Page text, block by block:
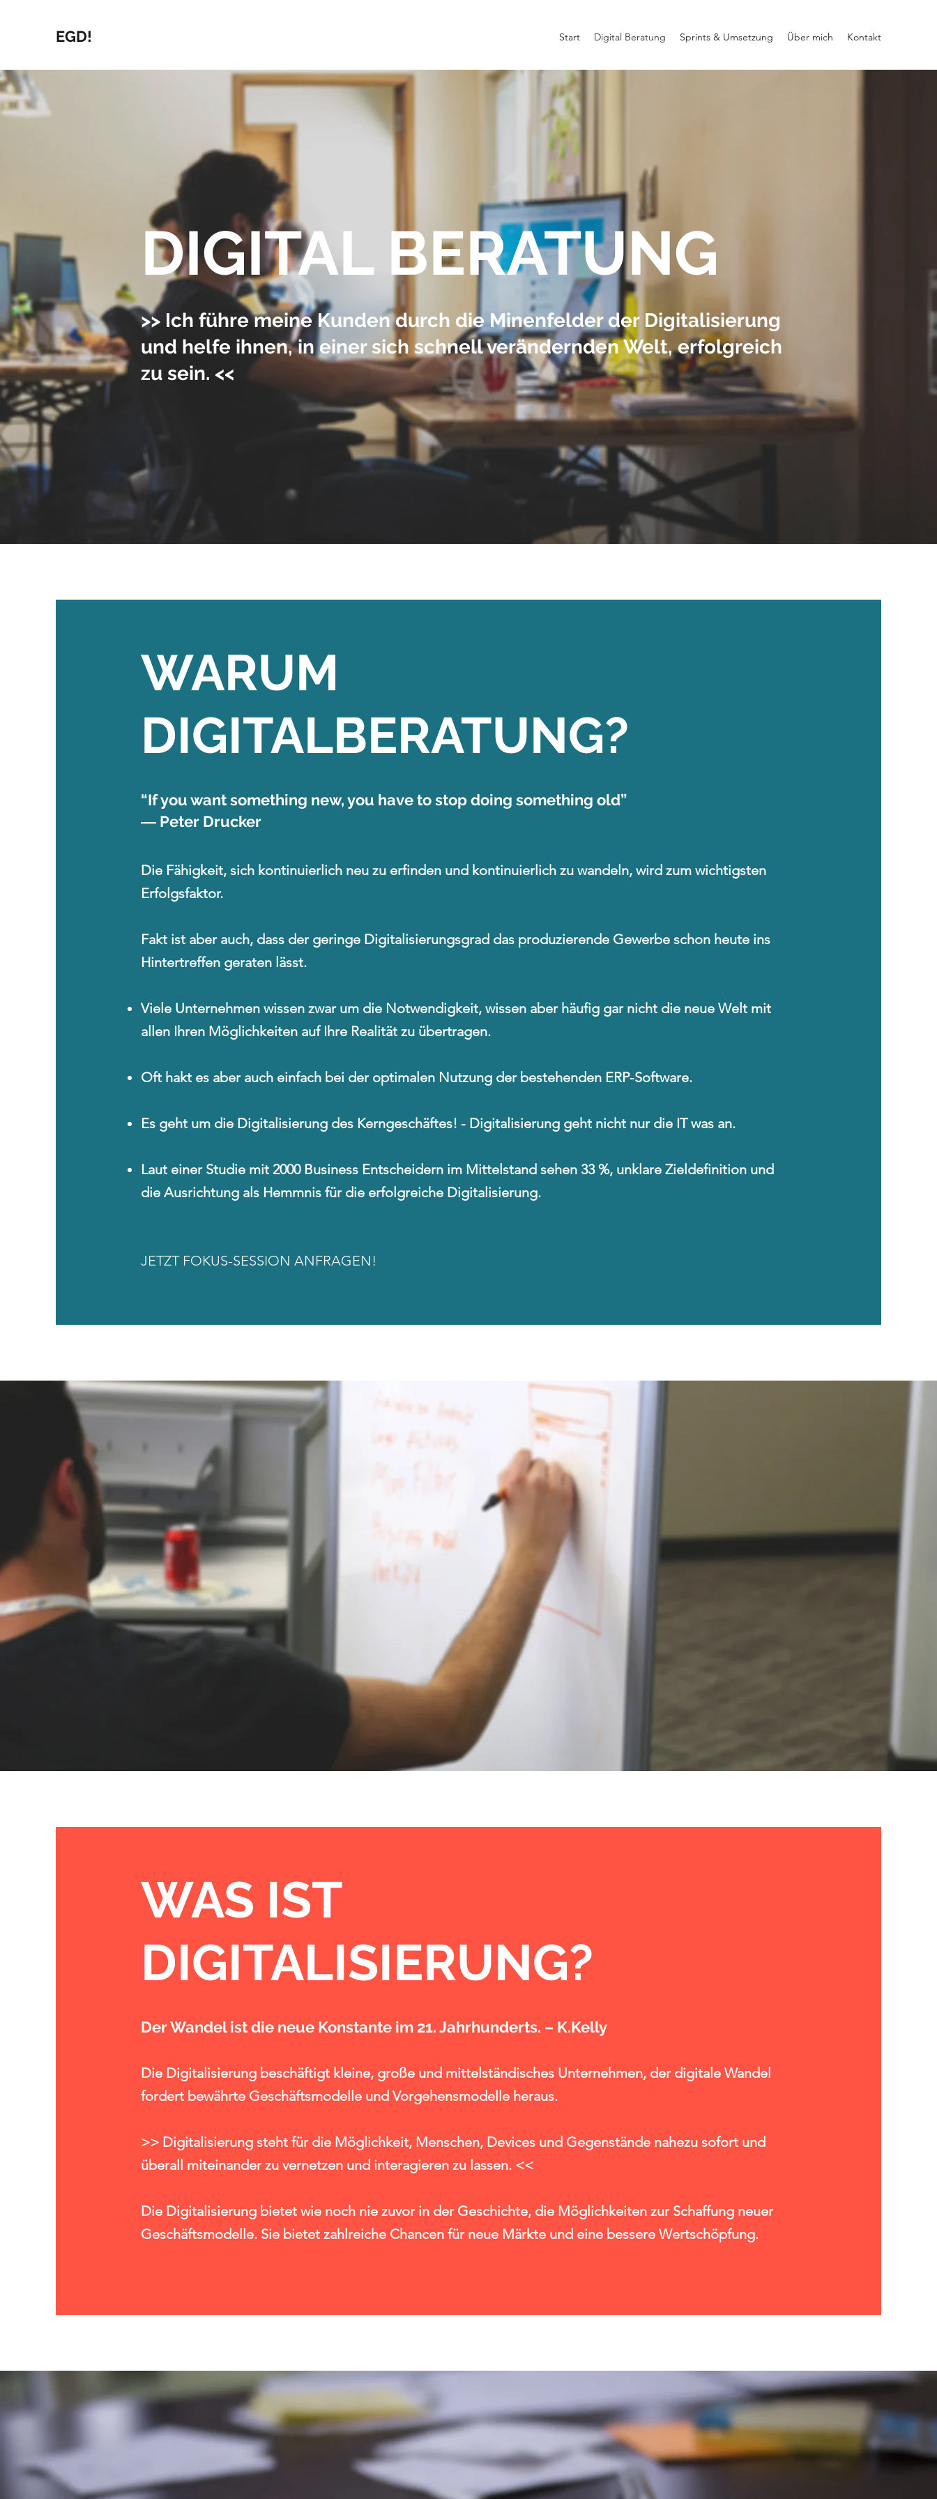
EGD! Start Digital Beratung Sprints & Umsetzung Über mich Kontakt
DIGITAL BERATUNG
>> Ich führe meine Kunden durch die Minenfelder der Digitalisierung
und helfe ihnen, in einer sich schnell verändernden Welt, erfolgreich
zu sein. <<
WARUM
DIGITALBERATUNG?
“If you want something new, you have to stop doing something old”
― Peter Drucker
Die Fähigkeit, sich kontinuierlich neu zu erfinden und kontinuierlich zu wandeln, wird zum wichtigsten
Erfolgsfaktor.
Fakt ist aber auch, dass der geringe Digitalisierungsgrad das produzierende Gewerbe schon heute ins
Hintertreffen geraten lässt.
Viele Unternehmen wissen zwar um die Notwendigkeit, wissen aber häufig gar nicht die neue Welt mit
allen Ihren Möglichkeiten auf Ihre Realität zu übertragen.
Oft hakt es aber auch einfach bei der optimalen Nutzung der bestehenden ERP-Software.
Es geht um die Digitalisierung des Kerngeschäftes! - Digitalisierung geht nicht nur die IT was an.
Laut einer Studie mit 2000 Business Entscheidern im Mittelstand sehen 33 %, unklare Zieldefinition und
die Ausrichtung als Hemmnis fürdie erfolgreiche Digitalisierung.
JETZT FOKUS-SESSION ANFRAGEN!
WAS IST
DIGITALISIERUNG?
Der Wandel ist die neue Konstante im 21. Jahrhunderts. – K.Kelly
Die Digitalisierung beschäftigt kleine, große und mittelständisches Unternehmen, der digitale Wandel
fordert bewährte Geschäftsmodelle und Vorgehensmodelle heraus.
>> Digitalisierung steht für die Möglichkeit, Menschen, Devices und Gegenstände nahezu sofort und
überall miteinander zu vernetzen und interagieren zu lassen. <<
Die Digitalisierung bietet wie noch nie zuvor in der Geschichte, die Möglichkeiten zur Schaffung neuer
Geschäftsmodelle. ​Sie bietet zahlreiche Chancen für neue Märkte und eine bessere Wertschöpfung. ​